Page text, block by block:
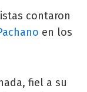
contaron
en los
fiel a su